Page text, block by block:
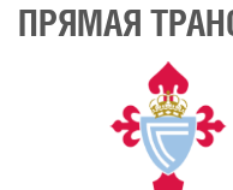
ПРЯМАЯ